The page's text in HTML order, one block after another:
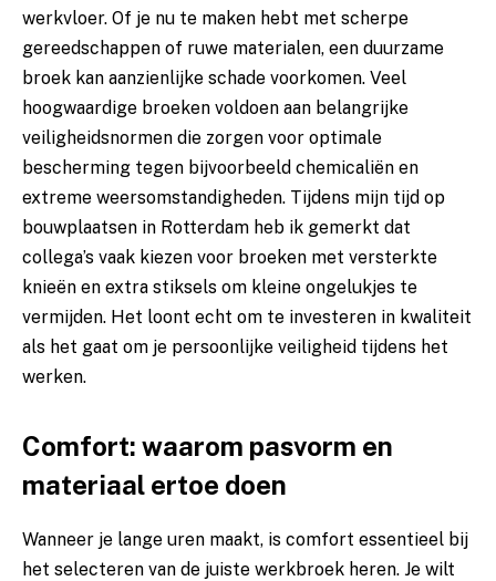
werkvloer. Of je nu te maken hebt met scherpe
gereedschappen of ruwe materialen, een duurzame
broek kan aanzienlijke schade voorkomen. Veel
hoogwaardige broeken voldoen aan belangrijke
veiligheidsnormen die zorgen voor optimale
bescherming tegen bijvoorbeeld chemicaliën en
extreme weersomstandigheden. Tijdens mijn tijd op
bouwplaatsen in Rotterdam heb ik gemerkt dat
collega’s vaak kiezen voor broeken met versterkte
knieën en extra stiksels om kleine ongelukjes te
vermijden. Het loont echt om te investeren in kwaliteit
als het gaat om je persoonlijke veiligheid tijdens het
werken.
Comfort: waarom pasvorm en
materiaal ertoe doen
Wanneer je lange uren maakt, is comfort essentieel bij
het selecteren van de juiste werkbroek heren. Je wilt